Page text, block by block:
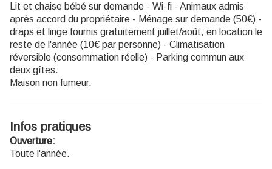
Lit et chaise bébé sur demande - Wi-fi - Animaux admis
après accord du propriétaire - Ménage sur demande (50€) -
draps et linge fournis gratuitement juillet/août, en location le
reste de l'année (10€ par personne) - Climatisation
réversible (consommation réelle) - Parking commun aux
deux gîtes.
Maison non fumeur.
Infos pratiques
Ouverture:
Toute l'année.